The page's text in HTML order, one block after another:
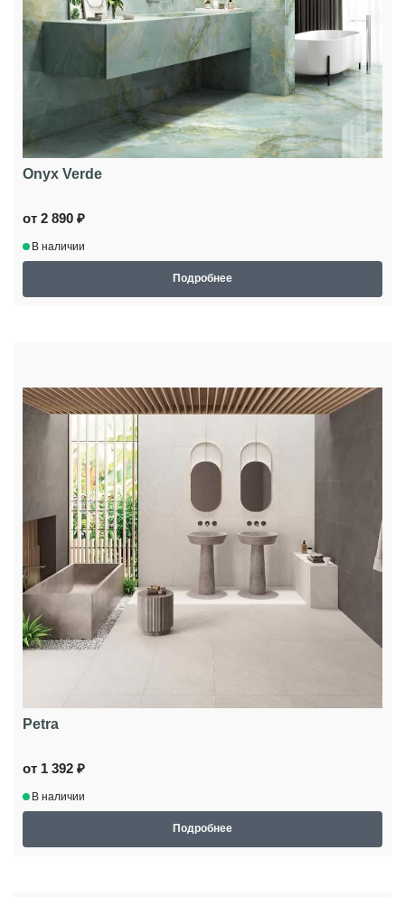
Onyx Verde
от 2 890 ₽
В наличии
Подробнее
Petra
от 1 392 ₽
В наличии
Подробнее